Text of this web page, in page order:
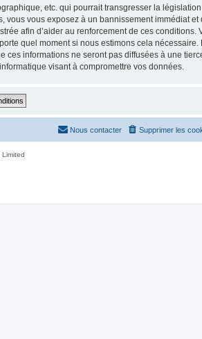
etc. qui pourrait transgresser la
vous exposez à un bannissement immédiat
afin d’aider au renforcement de ces conditions.
quel moment si nous estimons cela nécessaire.
informations ne seront pas diffusées à une
visant à compromettre vos données.
Supprimer les
Nous contacter